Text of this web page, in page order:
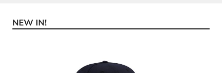
Produktgalerie überspringen
NEW IN!